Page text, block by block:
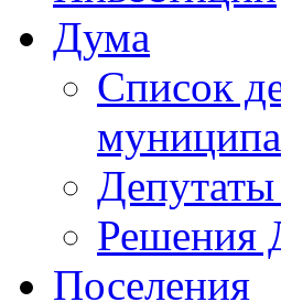
Дума
Список
Решения
Поселения